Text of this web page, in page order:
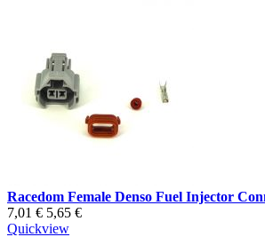
Racedom Female Denso Fuel Injector
7,01 € 5,65 €
Quickview